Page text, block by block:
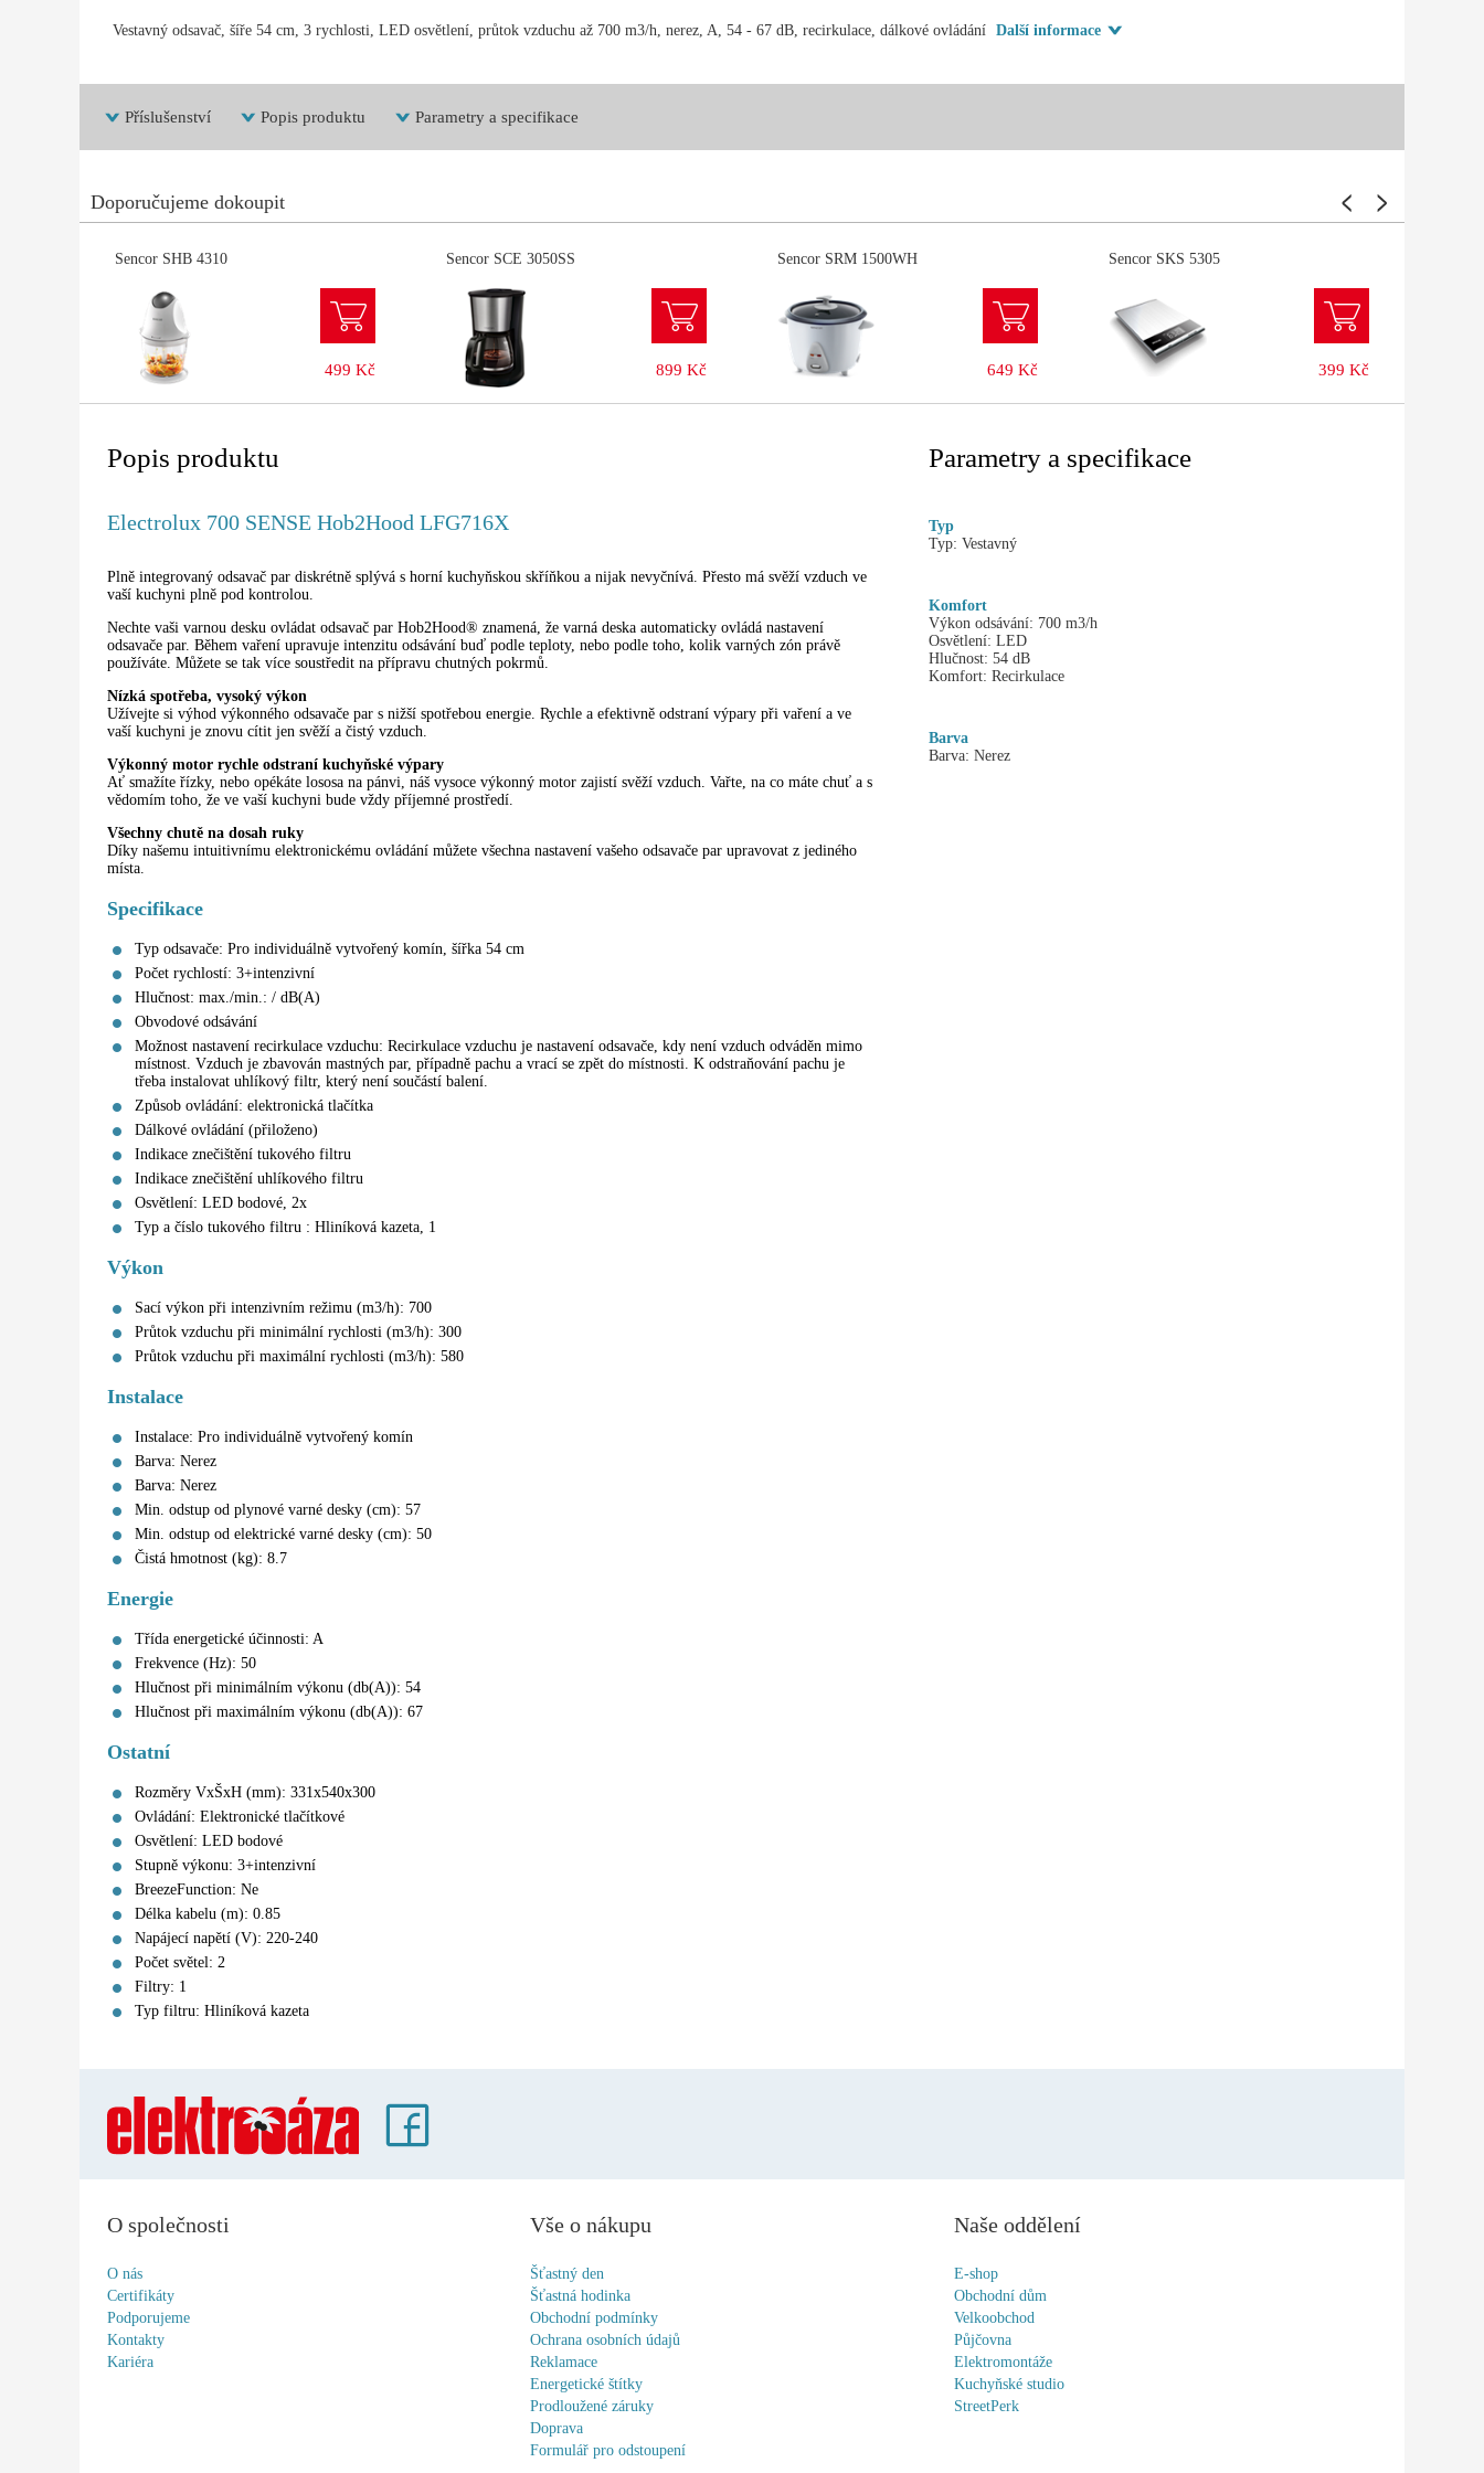
Vestavný odsavač, šíře 54 cm, 3 rychlosti, LED osvětlení, průtok vzduchu až 700 m3/h, nerez, A, 54 - 67 dB, recirkulace, dálkové ovládání Další informace
Příslušenství Popis produktu Parametry a specifikace
Doporučujeme dokoupit
Sencor SHB 4310
499 Kč
Sencor SCE 3050SS
899 Kč
Sencor SRM 1500WH
649 Kč
Sencor SKS 5305
399 Kč
Popis produktu
Electrolux 700 SENSE Hob2Hood LFG716X
Plně integrovaný odsavač par diskrétně splývá s horní kuchyňskou skříňkou a nijak nevyčnívá. Přesto má svěží vzduch ve
vaší kuchyni plně pod kontrolou.
Nechte vaši varnou desku ovládat odsavač par Hob2Hood® znamená, že varná deska automaticky ovládá nastavení
odsavače par. Během vaření upravuje intenzitu odsávání buď podle teploty, nebo podle toho, kolik varných zón právě
používáte. Můžete se tak více soustředit na přípravu chutných pokrmů.
Nízká spotřeba, vysoký výkon
Užívejte si výhod výkonného odsavače par s nižší spotřebou energie. Rychle a efektivně odstraní výpary při vaření a ve
vaší kuchyni je znovu cítit jen svěží a čistý vzduch.
Výkonný motor rychle odstraní kuchyňské výpary
Ať smažíte řízky, nebo opékáte lososa na pánvi, náš vysoce výkonný motor zajistí svěží vzduch. Vařte, na co máte chuť a s
vědomím toho, že ve vaší kuchyni bude vždy příjemné prostředí.
Všechny chutě na dosah ruky
Díky našemu intuitivnímu elektronickému ovládání můžete všechna nastavení vašeho odsavače par upravovat z jediného
místa.
Specifikace
Typ odsavače: Pro individuálně vytvořený komín, šířka 54 cm
Počet rychlostí: 3+intenzivní
Hlučnost: max./min.: / dB(A)
Obvodové odsávání
Možnost nastavení recirkulace vzduchu: Recirkulace vzduchu je nastavení odsavače, kdy není vzduch odváděn mimo
místnost. Vzduch je zbavován mastných par, případně pachu a vrací se zpět do místnosti. K odstraňování pachu je
třeba instalovat uhlíkový filtr, který není součástí balení.
Způsob ovládání: elektronická tlačítka
Dálkové ovládání (přiloženo)
Indikace znečištění tukového filtru
Indikace znečištění uhlíkového filtru
Osvětlení: LED bodové, 2x
Typ a číslo tukového filtru : Hliníková kazeta, 1
Výkon
Sací výkon při intenzivním režimu (m3/h): 700
Průtok vzduchu při minimální rychlosti (m3/h): 300
Průtok vzduchu při maximální rychlosti (m3/h): 580
Instalace
Instalace: Pro individuálně vytvořený komín
Barva: Nerez
Barva: Nerez
Min. odstup od plynové varné desky (cm): 57
Min. odstup od elektrické varné desky (cm): 50
Čistá hmotnost (kg): 8.7
Energie
Třída energetické účinnosti: A
Frekvence (Hz): 50
Hlučnost při minimálním výkonu (db(A)): 54
Hlučnost při maximálním výkonu (db(A)): 67
Ostatní
Rozměry VxŠxH (mm): 331x540x300
Ovládání: Elektronické tlačítkové
Osvětlení: LED bodové
Stupně výkonu: 3+intenzivní
BreezeFunction: Ne
Délka kabelu (m): 0.85
Napájecí napětí (V): 220-240
Počet světel: 2
Filtry: 1
Typ filtru: Hliníková kazeta
Parametry a specifikace
Typ
Typ: Vestavný
Komfort
Výkon odsávání: 700 m3/h
Osvětlení: LED
Hlučnost: 54 dB
Komfort: Recirkulace
Barva
Barva: Nerez
O společnosti
O nás
Certifikáty
Podporujeme
Kontakty
Kariéra
Vše o nákupu
Šťastný den
Šťastná hodinka
Obchodní podmínky
Ochrana osobních údajů
Reklamace
Energetické štítky
Prodloužené záruky
Doprava
Formulář pro odstoupení
Naše oddělení
E-shop
Obchodní dům
Velkoobchod
Půjčovna
Elektromontáže
Kuchyňské studio
StreetPerk